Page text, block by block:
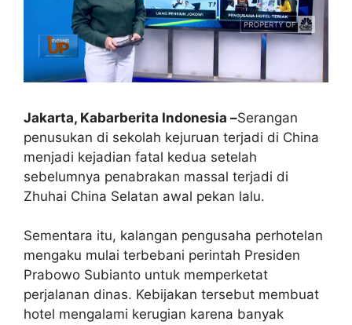
Jakarta, Kabarberita Indonesia –Serangan
penusukan di sekolah kejuruan terjadi di China
menjadi kejadian fatal kedua setelah
sebelumnya penabrakan massal terjadi di
Zhuhai China Selatan awal pekan lalu.
Sementara itu, kalangan pengusaha perhotelan
mengaku mulai terbebani perintah Presiden
Prabowo Subianto untuk memperketat
perjalanan dinas. Kebijakan tersebut membuat
hotel mengalami kerugian karena banyak